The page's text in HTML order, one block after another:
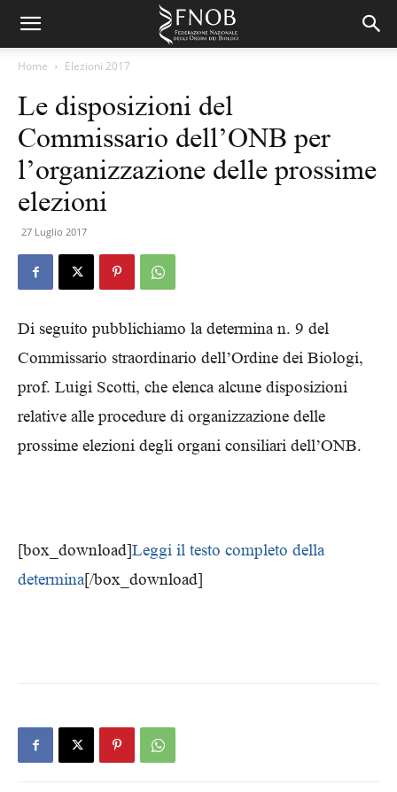
Home Elezioni 2017
Le disposizioni del
Commissario dell’ONB per
l’organizzazione delle prossime
elezioni
27 Luglio 2017
Di seguito pubblichiamo la determina n. 9 del
Commissario straordinario dell’Ordine dei Biologi,
prof. Luigi Scotti, che elenca alcune disposizioni
relative alle procedure di organizzazione delle
prossime elezioni degli organi consiliari dell’ONB.
[box_download]Leggi il testo completo della
determina[/box_download]